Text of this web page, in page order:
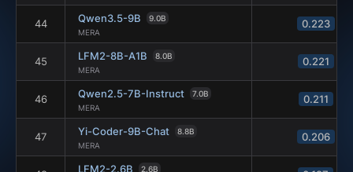
44 Qwen3.5-9B
9.0B
MERA
0.223
45 LFM2-8B-A1B
8.0B
MERA
0.221
46 Qwen2.5-7B-Instruct
7.0B
MERA
0.211
47 Yi-Coder-9B-Chat
8.8B
MERA
0.206
LFM2-2.6B
2.6B